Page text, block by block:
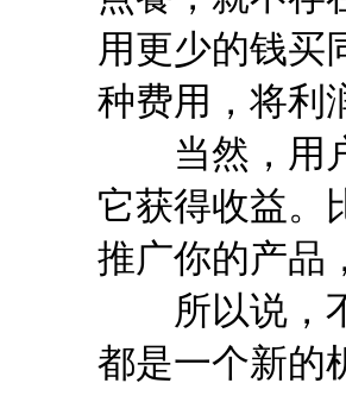
用更少的钱买
种费用，将利
当然，用户
它获得收益。
推广你的产品
所以说，不
都是一个新的